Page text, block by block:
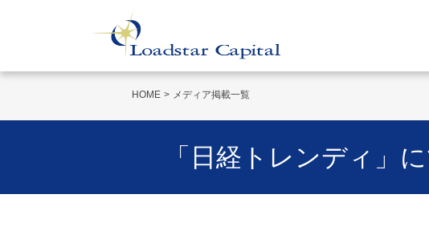
HOME メディア掲載一覧
「日経トレンディ」